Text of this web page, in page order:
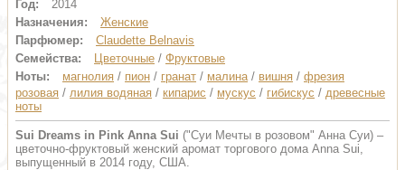
Год:
2014
Назначения:
Женские
Парфюмер:
Claudette Belnavis
Семейства:
Цветочные / Фруктовые
Ноты:
магнолия / пион / гранат / малина/ вишня / фрезия
розовая / лилия водяная / кипарис / мускус / гибискус / древесные
ноты
Sui Dreams in Pink Anna Sui ("Суи Мечты в розовом" Анна Суи) –
цветочно-фруктовый женский аромат торгового дома Anna Sui,
выпущенный в 2014 году, США.